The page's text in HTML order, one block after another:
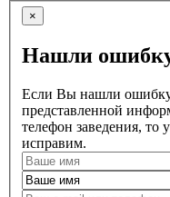
×
Нашли
Если Вы нашли ошибку
представленной
телефон заведения,
исправим.